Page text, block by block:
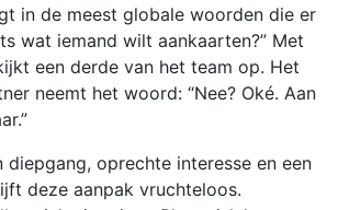
in de meest globale woorden die er
wat iemand wilt aankaarten?” Met
een derde van het team op. Het
neemt het woord: “Nee? Oké. Aan
diepgang, oprechte interesse en een
deze aanpak vruchteloos.